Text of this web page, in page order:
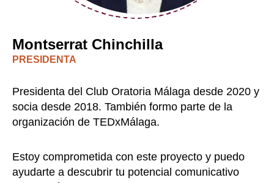
Montserrat Chinchilla
PRESIDENTA
Presidenta del Club Oratoria Málaga desde 2020 y
socia desde 2018. También formo parte de la
organización de TEDxMálaga.
Estoy comprometida con este proyecto y puedo
ayudarte a descubrir tu potencial comunicativo